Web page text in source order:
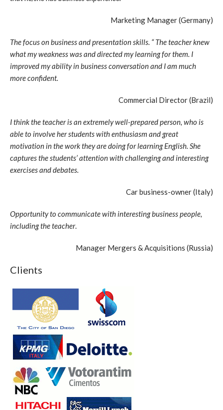
Marketing Manager (Germany)
The focus on business and presentation skills. “ The teacher knew
what my weakness was and directed my learning for them. I
improved my ability in business conversation and I am much
more confident.
Commercial Director (Brazil)
I think the teacher is an extremely well-prepared person, who is
able to involve her students with enthusiasm and great
motivation in the work they are doing for learning English. She
captures the students’ attention with challenging and interesting
exercises and debates.
Car business-owner (Italy)
Opportunity to communicate with interesting business people,
including the teacher.
Manager Mergers & Acquisitions (Russia)
Clients